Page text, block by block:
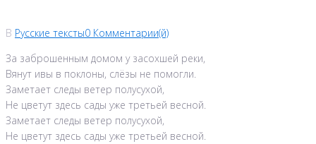
В Русские тексты0 Комментарии(й)
За заброшенным домом у засохшей реки,
Вянут ивы в поклоны, слёзы не помогли.
Заметает следы ветер полусухой,
Не цветут здесь сады уже третьей весной.
Заметает следы ветер полусухой,
Не цветут здесь сады уже третьей весной.